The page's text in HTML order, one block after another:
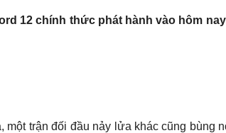
12 chính thức phát hành vào hôm
trận đối đầu nảy lửa khác cũng bùng